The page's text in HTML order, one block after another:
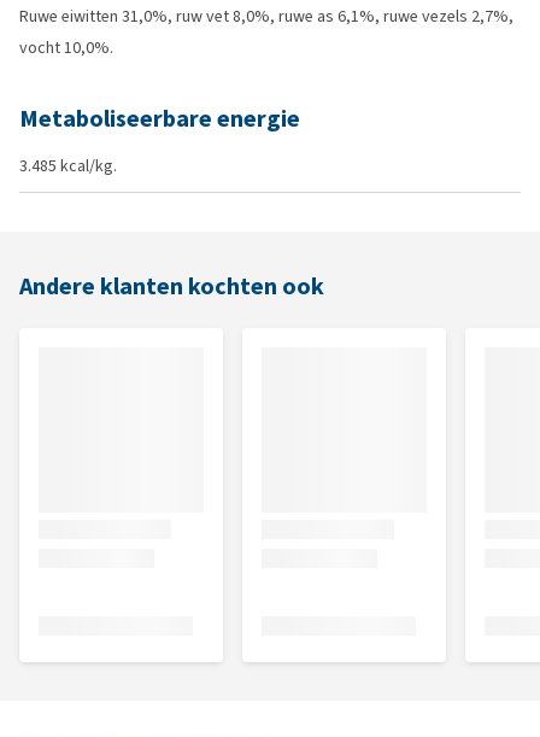
Ruwe eiwitten 31,0%, ruw vet 8,0%, ruwe as 6,1%, ruwe vezels 2,7%,
vocht 10,0%.
Metaboliseerbare energie
3.485 kcal/kg.
Andere klanten kochten ook